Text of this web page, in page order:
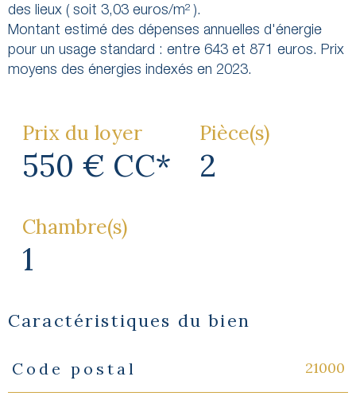
des lieux ( soit 3,03 euros/m² ).
Montant estimé des dépenses annuelles d'énergie
pour un usage standard : entre 643 et 871 euros. Prix
Prix du loyer
550 € CC*
Pièce(s)
2
Chambre(s)
1
Caractéristiques du bien
Caractéristiques Valeurs
Code postal 21000